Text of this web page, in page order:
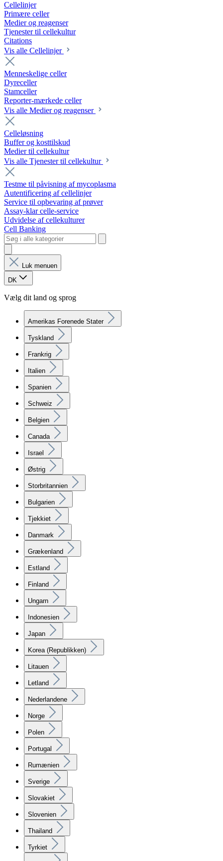
Cellelinjer
Primære celler
Medier og reagenser
Tjenester til cellekultur
Citations
Vis alle Cellelinjer
Menneskelige celler
Dyreceller
Stamceller
Reporter-mærkede celler
Vis alle Medier og reagenser
Celleløsning
Buffer og kosttilskud
Medier til cellekultur
Vis alle Tjenester til cellekultur
Testme til påvisning af mycoplasma
Autentificering af cellelinjer
Service til opbevaring af prøver
Assay-klar celle-service
Udvidelse af cellekulturer
Cell Banking
Luk menuen
DK
Vælg dit land og sprog
Amerikas Forenede Stater
Tyskland
Frankrig
Italien
Spanien
Schweiz
Belgien
Canada
Israel
Østrig
Storbritannien
Bulgarien
Tjekkiet
Danmark
Grækenland
Estland
Finland
Ungarn
Indonesien
Japan
Korea (Republikken)
Litauen
Letland
Nederlandene
Norge
Polen
Portugal
Rumænien
Sverige
Slovakiet
Slovenien
Thailand
Tyrkiet